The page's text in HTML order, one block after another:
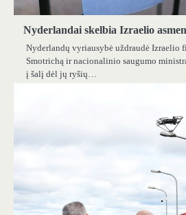
Nyderlandai skelbia Izraelio
Nyderlandų vyriausybė uždraudė Izraelio
Smotrichą ir nacionalinio saugumo
į šalį dėl jų ryšių…